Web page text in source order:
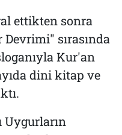
ettikten sonra
sırasında
Kur'an
dini kitap ve
Uygurların